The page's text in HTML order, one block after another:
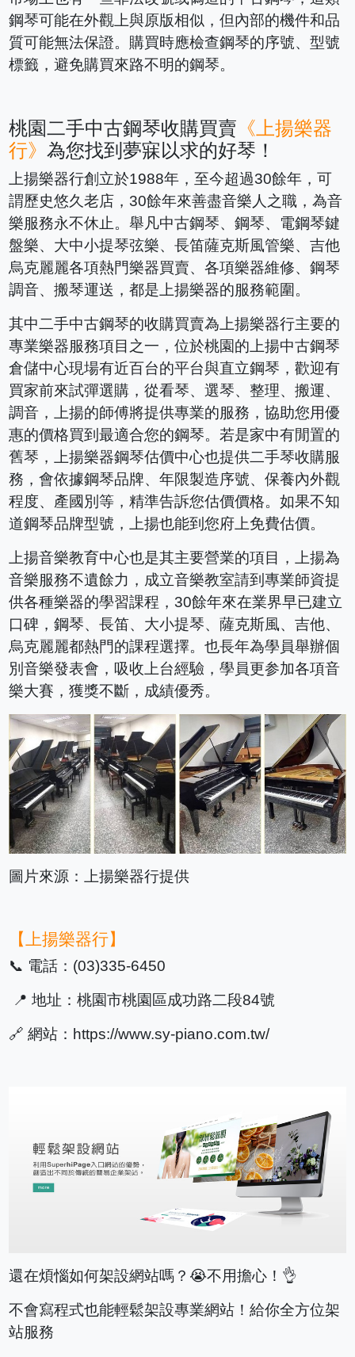
鋼琴可能在外觀上與原版相似，但內部的機件和品
質可能無法保證。購買時應檢查鋼琴的序號、型號
標籤，避免購買來路不明的鋼琴。
桃園二手中古鋼琴收購買賣 《上揚樂器
行》為您找到夢寐以求的好琴！
上揚樂器行創立於1988年，至今超過30餘年，可
謂歷史悠久老店，30餘年來善盡音樂人之職，為音
樂服務永不休止。舉凡中古鋼琴、鋼琴、電鋼琴鍵
盤樂、大中小提琴弦樂、長笛薩克斯風管樂、吉他
烏克麗麗各項熱門樂器買賣、各項樂器維修、鋼琴
調音、搬琴運送，都是上揚樂器的服務範圍。
其中二手中古鋼琴的收購買賣為上揚樂器行主要的
專業樂器服務項目之一，位於桃園的上揚中古鋼琴
倉儲中心現場有近百台的平台與直立鋼琴，歡迎有
買家前來試彈選購，從看琴、選琴、整理、搬運、
調音，上揚的師傅將提供專業的服務，協助您用優
惠的價格買到最適合您的鋼琴。若是家中有閒置的
舊琴，上揚樂器鋼琴估價中心也提供二手琴收購服
務，會依據鋼琴品牌、年限製造序號、保養內外觀
程度、產國別等，精準告訴您估價價格。如果不知
道鋼琴品牌型號，上揚也能到您府上免費估價。
上揚音樂教育中心也是其主要營業的項目，上揚為
音樂服務不遺餘力，成立音樂教室請到專業師資提
供各種樂器的學習課程，30餘年來在業界早已建立
口碑，鋼琴、長笛、大小提琴、薩克斯風、吉他、
烏克麗麗都熱門的課程選擇。也長年為學員舉辦個
別音樂發表會，吸收上台經驗，學員更参加各項音
樂大賽，獲獎不斷，成績優秀。
圖片來源：上揚樂器行提供
【上揚樂器行】
📞 電話：(03)335-6450
📍 地址：桃園市桃園區成功路二段84號
🔗 網站：https://www.sy-piano.com.tw/
還在煩惱如何架設網站嗎？😭不用擔心！👌
不會寫程式也能輕鬆架設專業網站！給你全方位架
站服務